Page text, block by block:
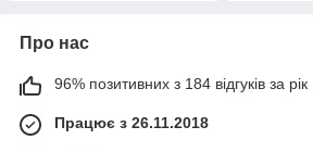
Про нас
96% позитивних з 184 відгуків за рік
Працює з 26.11.2018